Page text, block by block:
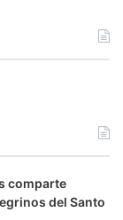
comparte
del Santo